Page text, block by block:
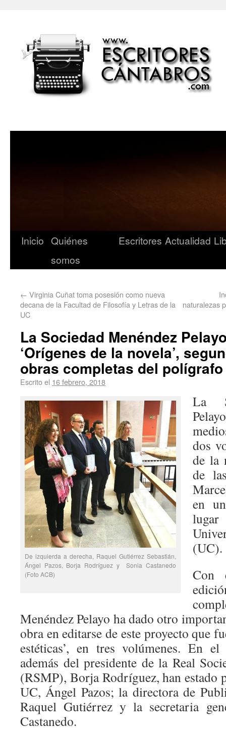
Inicio Quiénes
somos
Escritores Actualidad
← Virginia Cuñat toma posesión como nueva
decana de la Facultad de Filosofía y Letras de la
UC
naturalezas
La Sociedad Menéndez
‘Orígenes de la novela’,
obras completas del polígrafo
Escrito el 16 febrero, 2018
De izquierda a derecha, Raquel Gutiérrez Sebastián,
Ángel Pazos, Borja Rodríguez y Sonia Castanedo
(Foto ACB)
La
dos
de la
de
en
lugar
(UC).
Con
Menéndez Pelayo ha dado otro
obra en editarse de este proyecto que
estéticas’, en tres volúmenes. En
además del presidente de la Real
(RSMP), Borja Rodríguez, han estado
UC, Ángel Pazos; la directora de
Raquel Gutiérrez y la secretaria
Castanedo.